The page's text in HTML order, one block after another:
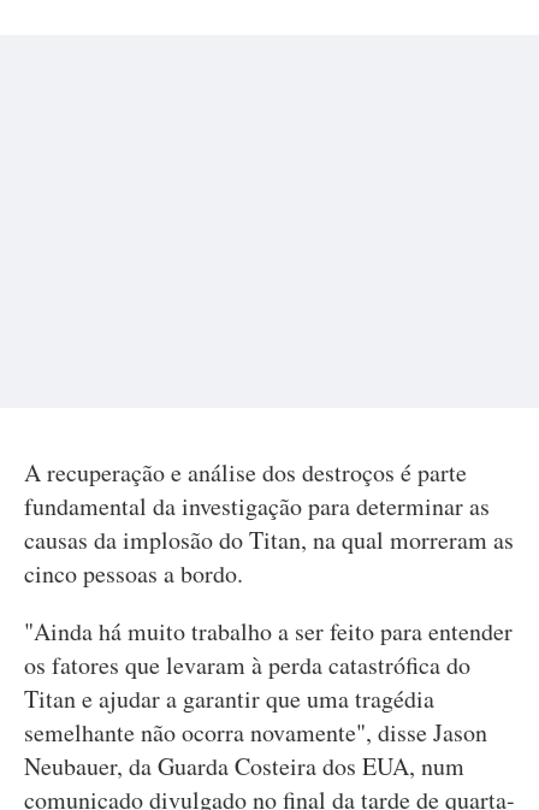
A recuperação e análise dos destroços é parte
fundamental da investigação para determinar as
causas da implosão do Titan, na qual morreram as
cinco pessoas a bordo.
"Ainda há muito trabalho a ser feito para entender
os fatores que levaram à perda catastrófica do
Titan e ajudar a garantir que uma tragédia
semelhante não ocorra novamente", disse Jason
Neubauer, da Guarda Costeira dos EUA, num
comunicado divulgado no final da tarde de quarta-